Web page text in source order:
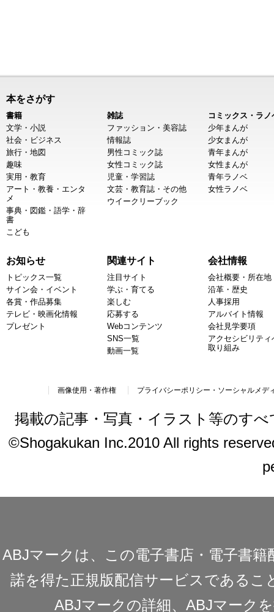
本をさがす
書籍
文学・小説
社会・ビジネス
旅行・地図
趣味
実用・教育
アート・教養・エンタ
メ
事典・図鑑・語学・辞
書
こども
雑誌
ファッション・美容誌
情報誌
男性コミック誌
女性コミック誌
児童・学習誌
文芸・教育誌・その他
ウイークリーブック
コミックス・ラノ
少年まんが
少女まんが
青年まんが
女性まんが
青年ラノベ
女性ラノベ
お知らせ
トピックス一覧
サイン会・イベント
各賞・作品募集
テレビ・映画化情報
プレゼント
関連サイト
注目サイト
学ぶ・育てる
楽しむ
応募する
Webコンテンツ
SNS一覧
動画一覧
会社情報
会社概要・所在地
沿革・歴史
人事採用
アルバイト情報
会社見学要項
アクセシビリティ
取り組み
画像使用・著作権 プライバシーポリシー・ソーシャルメデ
掲載の記事・写真・イラスト等のす
©Shogakukan Inc.2010 All rights
ABJマークは、この電子書店・電子書
諾を得た正規版配信サービスであるこ
ABJマークの詳細、ABJマーク